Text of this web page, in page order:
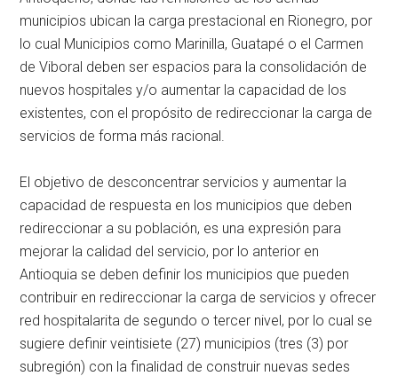
municipios ubican la carga prestacional en Rionegro, por
lo cual Municipios como Marinilla, Guatapé o el Carmen
de Viboral deben ser espacios para la consolidación de
nuevos hospitales y/o aumentar la capacidad de los
existentes, con el propósito de redireccionar la carga de
servicios de forma más racional.
El objetivo de desconcentrar servicios y aumentar la
capacidad de respuesta en los municipios que deben
redireccionar a su población, es una expresión para
mejorar la calidad del servicio, por lo anterior en
Antioquia se deben definir los municipios que pueden
contribuir en redireccionar la carga de servicios y ofrecer
red hospitalarita de segundo o tercer nivel, por lo cual se
sugiere definir veintisiete (27) municipios (tres (3) por
subregión) con la finalidad de construir nuevas sedes